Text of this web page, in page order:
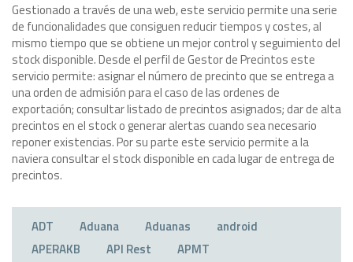
Gestionado a través de una web, este servicio permite una serie
de funcionalidades que consiguen reducir tiempos y costes, al
mismo tiempo que se obtiene un mejor control y seguimiento del
stock disponible. Desde el perfil de Gestor de Precintos este
servicio permite: asignar el número de precinto que se entrega a
una orden de admisión para el caso de las ordenes de
exportación; consultar listado de precintos asignados; dar de alta
precintos en el stock o generar alertas cuando sea necesario
reponer existencias. Por su parte este servicio permite a la
naviera consultar el stock disponible en cada lugar de entrega de
precintos.
ADT Aduana Aduanas
android
APERAKB
API Rest
APMT